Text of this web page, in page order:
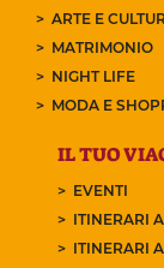
ARTE E
MATRIMONIO
NIGHT LIFE
MODA E
IL TUO
EVENTI
ITINERARI
ITINERARI